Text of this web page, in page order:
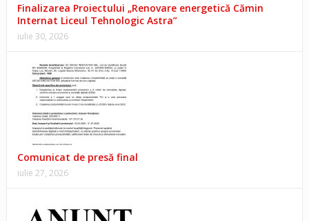
Finalizarea Proiectului „Renovare energetică Cămin
Internat Liceul Tehnologic Astra”
iulie 30, 2026
Comunicat de presă final
iulie 27, 2026